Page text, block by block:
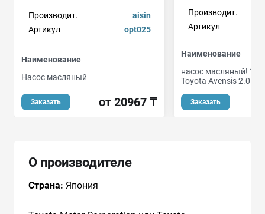
Производит.
aisin
Артикул
opt025
Наименование
Насос масляный
Заказать от 20967 ₸
Производит.
Артикул
Наименование
насос масляный!
Toyota Avensis 2.0D
Заказать
О производителе
Страна: Япония